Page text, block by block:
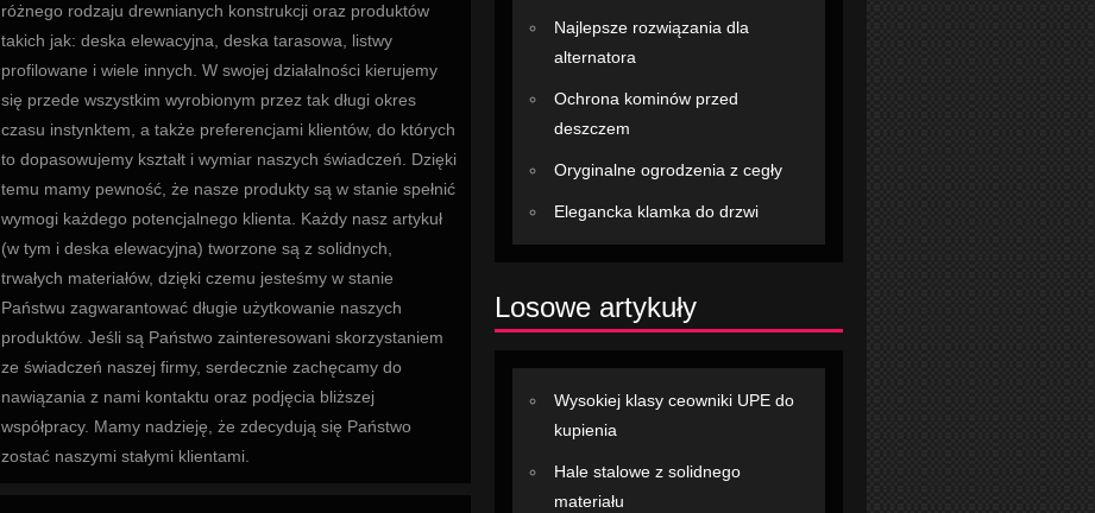
różnego rodzaju drewnianych konstrukcji oraz produktów
takich jak: deska elewacyjna, deska tarasowa, listwy
profilowane i wiele innych. W swojej działalności kierujemy
się przede wszystkim wyrobionym przez tak długi okres
czasu instynktem, a także preferencjami klientów, do których
to dopasowujemy kształt i wymiar naszych świadczeń. Dzięki
temu mamy pewność, że nasze produkty są w stanie spełnić
wymogi każdego potencjalnego klienta. Każdy nasz artykuł
(w tym i deska elewacyjna) tworzone są z solidnych,
trwałych materiałów, dzięki czemu jesteśmy w stanie
Państwu zagwarantować długie użytkowanie naszych
produktów. Jeśli są Państwo zainteresowani skorzystaniem
ze świadczeń naszej firmy, serdecznie zachęcamy do
nawiązania z nami kontaktu oraz podjęcia bliższej
współpracy. Mamy nadzieję, że zdecydują się Państwo
zostać naszymi stałymi klientami.
Najlepsze rozwiązania dla
alternatora
Ochrona kominów przed
deszczem
Oryginalne ogrodzenia z cegły
Elegancka klamka do drzwi
Losowe artykuły
Wysokiej klasy ceowniki UPE do
kupienia
Hale stalowe z solidnego
materiału